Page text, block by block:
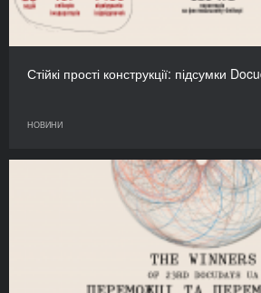
Стійкі прості конструкції: підсумки
НОВИНИ